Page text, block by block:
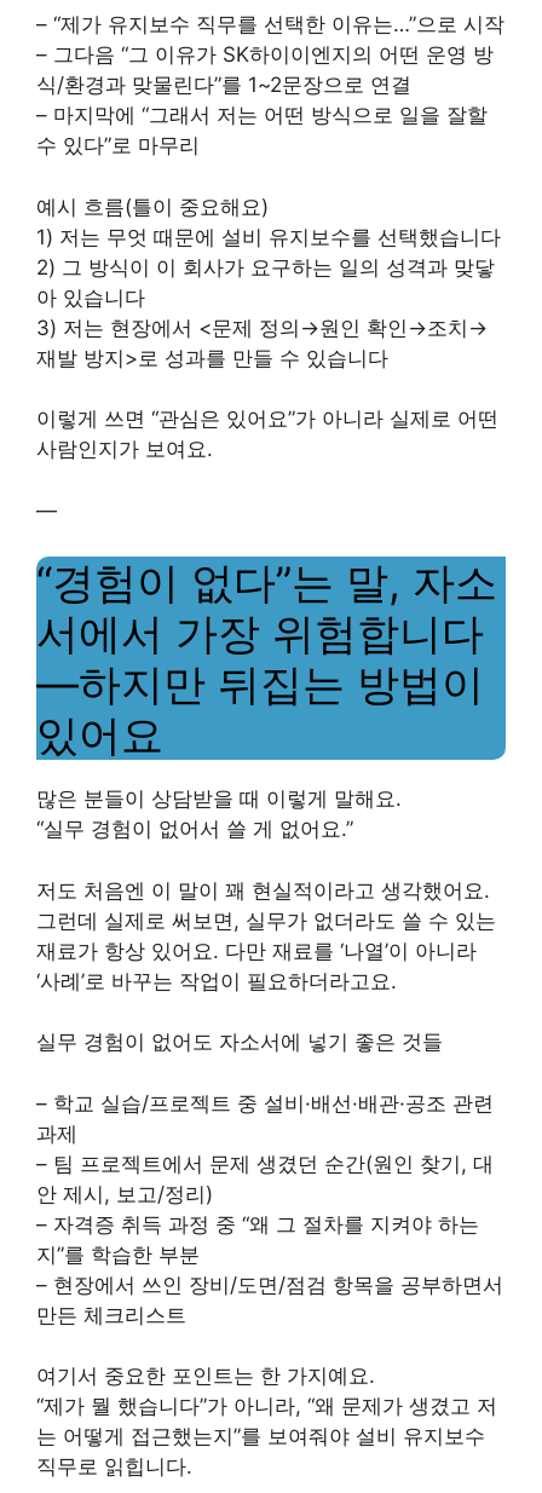
– “제가 유지보수 직무를 선택한 이유는…”으로 시작
– 그다음 “그 이유가 SK하이이엔지의 어떤 운영 방
식/환경과 맞물린다”를 1~2문장으로 연결
– 마지막에 “그래서 저는 어떤 방식으로 일을 잘할
수 있다”로 마무리
예시 흐름(틀이 중요해요)
1) 저는 무엇 때문에 설비 유지보수를 선택했습니다
2) 그 방식이 이 회사가 요구하는 일의 성격과 맞닿
아 있습니다
3) 저는 현장에서 <문제 정의→원인 확인→조치→
재발 방지>로 성과를 만들 수 있습니다
이렇게 쓰면 “관심은 있어요”가 아니라 실제로 어떤
사람인지가 보여요.
—
“경험이 없다”는 말, 자소
서에서 가장 위험합니다
—하지만 뒤집는 방법이
있어요
많은 분들이 상담받을 때 이렇게 말해요.
“실무 경험이 없어서 쓸 게 없어요.”
저도 처음엔 이 말이 꽤 현실적이라고 생각했어요.
그런데 실제로 써보면, 실무가 없더라도 쓸 수 있는
재료가 항상 있어요. 다만 재료를 ‘나열’이 아니라
‘사례’로 바꾸는 작업이 필요하더라고요.
실무 경험이 없어도 자소서에 넣기 좋은 것들
– 학교 실습/프로젝트 중 설비·배선·배관·공조 관련
과제
– 팀 프로젝트에서 문제 생겼던 순간(원인 찾기, 대
안 제시, 보고/정리)
– 자격증 취득 과정 중 “왜 그 절차를 지켜야 하는
지”를 학습한 부분
– 현장에서 쓰인 장비/도면/점검 항목을 공부하면서
만든 체크리스트
여기서 중요한 포인트는 한 가지예요.
“제가 뭘 했습니다”가 아니라, “왜 문제가 생겼고 저
는 어떻게 접근했는지”를 보여줘야 설비 유지보수
직무로 읽힙니다.